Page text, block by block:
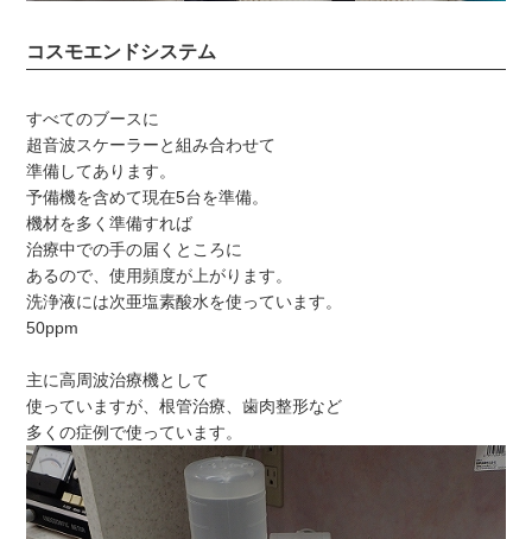
コスモエンドシステム
すべてのブースに
超音波スケーラーと組み合わせて
準備してあります。
予備機を含めて現在5台を準備。
機材を多く準備すれば
治療中での手の届くところに
あるので、使用頻度が上がります。
洗浄液には次亜塩素酸水を使っています。
50ppm
主に高周波治療機として
使っていますが、根管治療、歯肉整形など
多くの症例で使っています。